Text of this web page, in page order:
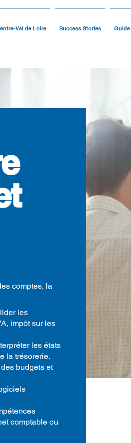
Val de Loire Success Stories
comptes, la
les
impôt sur les
les états
la trésorerie.
budgets et
comptable ou